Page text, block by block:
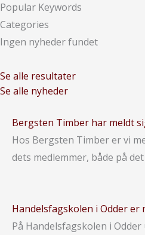
Popular Keywords
Categories
Ingen nyheder fundet
Se alle resultater
Se alle nyheder
Bergsten Timber har meldt
Hos Bergsten Timber er vi
dets medlemmer, både på
Handelsfagskolen i Odder er
På Handelsfagskolen i